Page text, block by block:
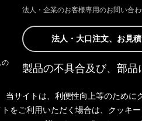
法人・企業のお客様専用のお問い合
法人・大口注文、お見
製品の不具合及び、部
きましては、Webサイトにて承って
以下よりご連絡ください。
の
当サイトは、利便性向上等のために
をご利用いただく場合は、クッキ